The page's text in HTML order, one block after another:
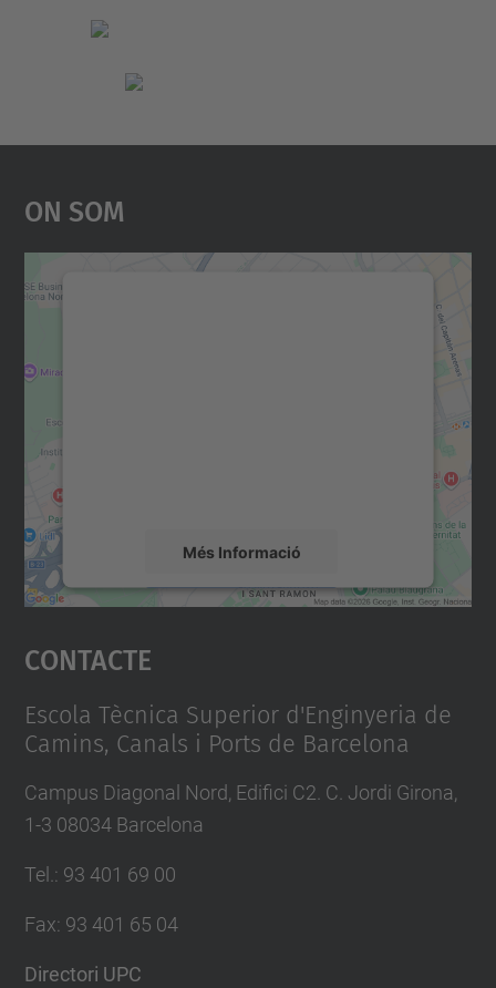
On Som
Més Informació
Accepta
powered by
Contacte
Escola Tècnica Superior d'Enginyeria de
Camins, Canals i Ports de Barcelona
Campus Diagonal Nord, Edifici C2. C. Jordi Girona,
1-3 08034 Barcelona
Tel.: 93 401 69 00
Fax: 93 401 65 04
Directori UPC